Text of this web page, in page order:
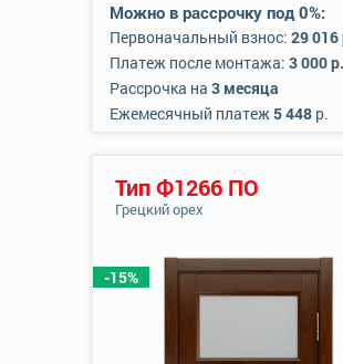
Можно в рассрочку под 0%:
Первоначальный взнос: 29 016
Платеж после монтажа: 3 000 р.
Рассрочка на 3 месяца
Ежемесячный платеж5 448р.
-15%
Тип Ф1266 ПО
Грецкий орех